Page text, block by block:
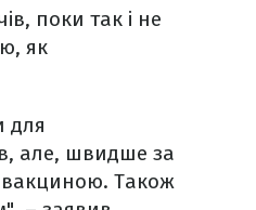
поки так і не
як
для
але, швидше за
вакциною. Також